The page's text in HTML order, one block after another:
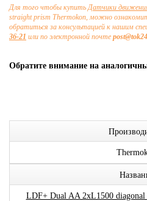
Для того чтобы купитьДатчики
straight prism Thermokon, можно
обратиться за консультацией к нашим
36-21 или по электронной почте
Обратите внимание на
LDF+ Dual AA 2xL1500